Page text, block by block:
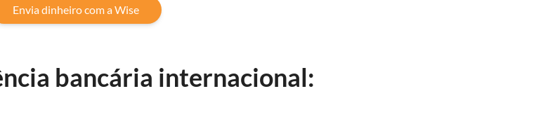
Envia dinheiro com a Wise
bancária internacional: